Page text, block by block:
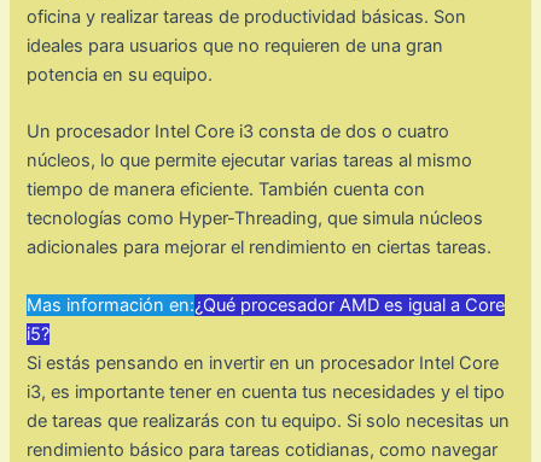
oficina y realizar tareas de productividad básicas. Son
ideales para usuarios que no requieren de una gran
potencia en su equipo.
Un procesador Intel Core i3 consta de dos o cuatro
núcleos, lo que permite ejecutar varias tareas al mismo
tiempo de manera eficiente. También cuenta con
tecnologías como Hyper-Threading, que simula núcleos
adicionales para mejorar el rendimiento en ciertas tareas.
Mas información en:¿Qué procesador AMD es igual a Core
i5?
Si estás pensando en invertir en un procesador Intel Core
i3, es importante tener en cuenta tus necesidades y el tipo
de tareas que realizarás con tu equipo. Si solo necesitas un
rendimiento básico para tareas cotidianas, como navegar